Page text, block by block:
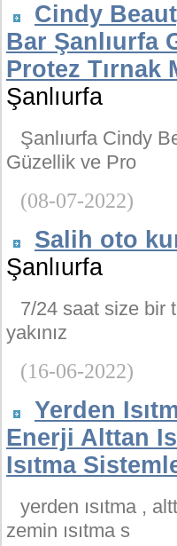
Cindy
Bar Şanlıurfa
Protez Tırnak
Şanlıurfa
Şanlıurfa Cindy
Güzellik ve Pro
(08-07-2022)
Salih oto
Şanlıurfa
7/24 saat size bir
yakınız
(16-06-2022)
Yerden
Enerji Alttan
Isıtma
yerden ısıtma ,
zemin ısıtma s